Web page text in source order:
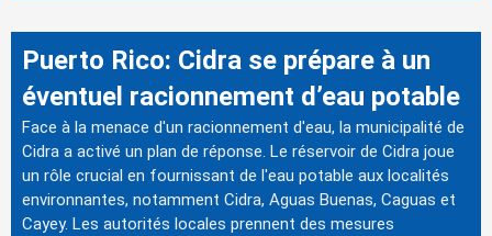
Puerto Rico: Cidra se prépare à un
éventuel racionnement d’eau potable
Face à la menace d'un racionnement d'eau, la municipalité de
Cidra a activé un plan de réponse. Le réservoir de Cidra joue
un rôle crucial en fournissant de l'eau potable aux localités
environnantes, notamment Cidra, Aguas Buenas, Caguas et
Cayey. Les autorités locales prennent des mesures